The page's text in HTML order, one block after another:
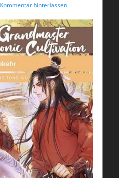
Kommentar hinterlassen